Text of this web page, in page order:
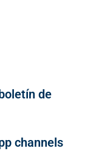
de
channels